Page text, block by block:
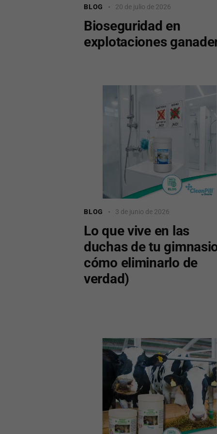
BLOG 20 de julio de 2026
Bioseguridad en
explotaciones
BLOG 3 de junio de 2026
Lo que vive en las
duchas de tu
cómo eliminarlo de
verdad)